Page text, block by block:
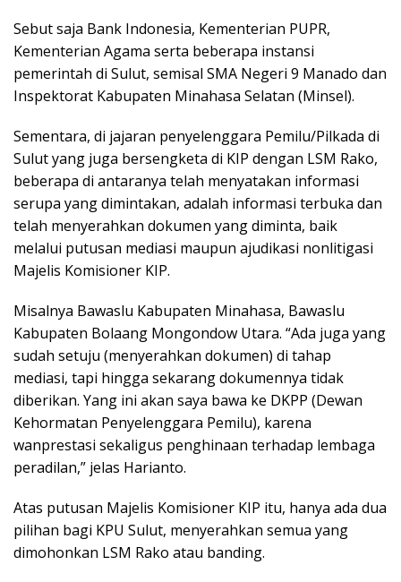
Sebut saja Bank Indonesia, Kementerian PUPR,
Kementerian Agama serta beberapa instansi
pemerintah di Sulut, semisal SMA Negeri 9 Manado dan
Inspektorat Kabupaten Minahasa Selatan (Minsel).
Sementara, di jajaran penyelenggara Pemilu/Pilkada di
Sulut yang juga bersengketa di KIP dengan LSM Rako,
beberapa di antaranya telah menyatakan informasi
serupa yang dimintakan, adalah informasi terbuka dan
telah menyerahkan dokumen yang diminta, baik
melalui putusan mediasi maupun ajudikasi nonlitigasi
Majelis Komisioner KIP.
Misalnya Bawaslu Kabupaten Minahasa, Bawaslu
Kabupaten Bolaang Mongondow Utara. “Ada juga yang
sudah setuju (menyerahkan dokumen) di tahap
mediasi, tapi hingga sekarang dokumennya tidak
diberikan. Yang ini akan saya bawa ke DKPP (Dewan
Kehormatan Penyelenggara Pemilu), karena
wanprestasi sekaligus penghinaan terhadap lembaga
peradilan,” jelas Harianto.
Atas putusan Majelis Komisioner KIP itu, hanya ada dua
pilihan bagi KPU Sulut, menyerahkan semua yang
dimohonkan LSM Rako atau banding.